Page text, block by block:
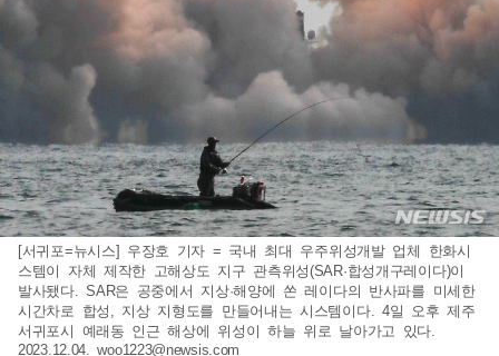
[서귀포=뉴시스] 우장호 기자 = 국내 최대 우주위성개발 업체 한화시
스템이 자체 제작한 고해상도 지구 관측위성(SAR·합성개구레이다)이
발사됐다. SAR은 공중에서 지상·해양에 쏜 레이다의 반사파를 미세한
시간차로 합성, 지상 지형도를 만들어내는 시스템이다. 4일 오후 제주
서귀포시 예래동 인근 해상에 위성이 하늘 위로 날아가고 있다.
2023.12.04.woo1223@newsis.com